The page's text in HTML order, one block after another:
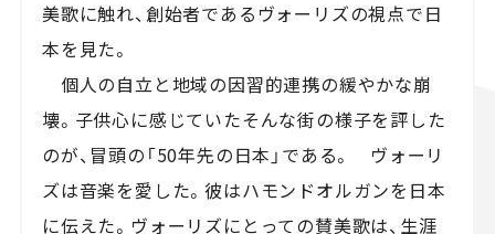
美歌に触れ、創始者であるヴォーリズの視点で日
本を見た。
個人の自立と地域の因習的連携の緩やかな崩
壊。子供心に感じていたそんな街の様子を評した
のが、冒頭の「50年先の日本」である。 ヴォーリ
ズは音楽を愛した。彼はハモンドオルガンを日本
に伝えた。ヴォーリズにとっての賛美歌は、生涯